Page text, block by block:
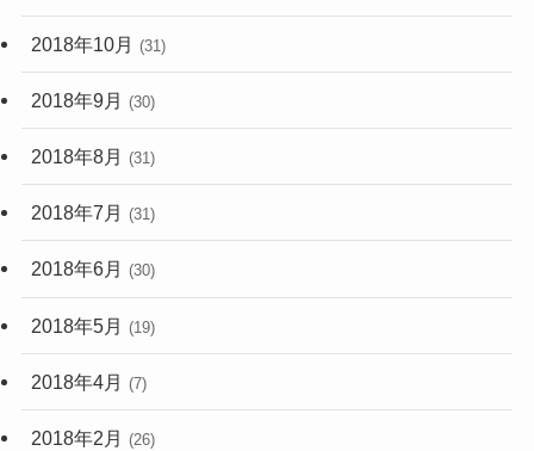
2018年10月 (31)
2018年9月 (30)
2018年8月 (31)
2018年7月 (31)
2018年6月 (30)
2018年5月 (19)
2018年4月 (7)
2018年2月 (26)